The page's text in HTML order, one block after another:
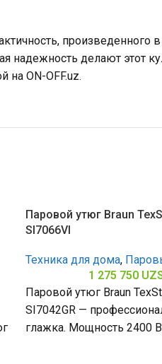
произведенного
надежность делают
на ON-OFF.uz.
Паровой утюг Braun
SI7066VI
Техника для дома,
1 275 750
Паровой утюг Braun
SI7042GR —
глажка. Мощность 2400